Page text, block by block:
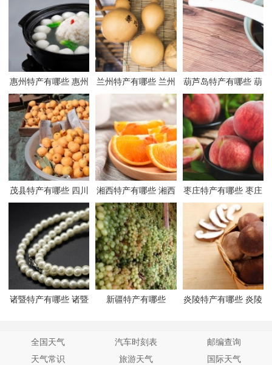
惠州特产有哪些 惠州
有哪些特产
兰州特产有哪些 兰州
有哪些特产
葫芦岛特产有哪些 葫
芦岛有哪些特产
茂县特产有哪些 四川
茂县有哪些特产
湘西特产有哪些 湘西
有哪些特产
枣庄特产有哪些 枣庄
有哪些特产
诸暨特产有哪些 诸暨
新疆特产有哪些
炎陵特产有哪些 炎陵
全国天气 汽车时刻表
邮编查询
天气常识
旅游天气
国际天气